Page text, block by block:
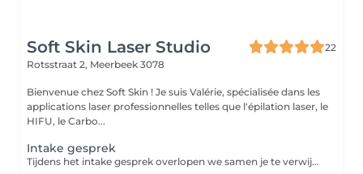
Soft Skin Laser Studio
22
Rotsstraat 2, Meerbeek 3078
Bienvenue chez Soft Skin ! Je suis Valérie, spécialisée dans les
applications laser professionnelles telles que l'épilation laser, le
HIFU, le Carbo...
Intake gesprek
Tijdens het intake gesprek overlopen we samen je te verwijderen tattoo. Prijzen kan je raadplegen op de website. Indien je niet wenst door te gaan na de intake wordt het reserveringsbedrag terugbetaald.